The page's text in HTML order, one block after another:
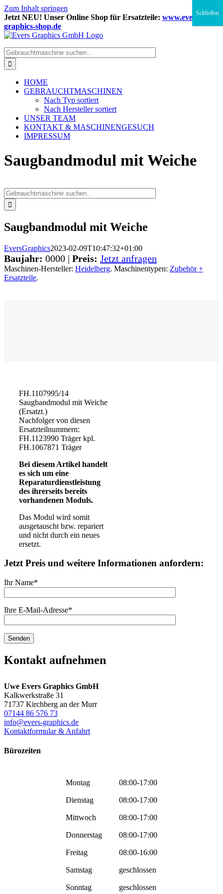
Zum Inhalt springen
Jetzt NEU! Unser Online Shop für Ersatzteile: www.evers-
graphics-shop.de
HOME
GEBRAUCHTMASCHINEN
Nach Typ sortiert
Nach Hersteller sortiert
UNSER TEAM
KONTAKT & MASCHINENGESUCH
IMPRESSUM
Saugbandmodul mit Weiche
Saugbandmodul mit Weiche
EversGraphics2023-02-09T10:47:32+01:00
Baujahr: 0000 | Preis: Jetzt anfragen
Maschinen-Hersteller: Heidelberg. Maschinentypen: Zubehör +
Ersatzteile.
FH.1107995/14
Saugbandmodul mit Weiche
(Ersatzt.)
Nachfolger von diesen
Ersatzteilnummern:
FH.1123990 Träger kpl.
FH.1067871 Träger
Bei diesem Artikel handelt
es sich um eine
Reparaturdienstleistung
des ihrerseits bereits
vorhandenen Moduls.
Das Modul wird somit
ausgetauscht bzw. repariert
und nicht durch ein neues
ersetzt.
Jetzt Preis und weitere Informationen anfordern:
Ihr Name*
Ihre E-Mail-Adresse*
Kontakt aufnehmen
Uwe Evers Graphics GmbH
Kalkwerkstraße 31
71737 Kirchberg an der Murr
07144 86 576 73
info@evers-graphics.de
Kontaktformular & Anfahrt
Bürozeiten
Montag 08:00-17:00
Dienstag 08:00-17:00
Mittwoch 08:00-17:00
Donnerstag 08:00-17:00
Freitag 08:00-16:00
Samstag geschlossen
Sonntag geschlossen
Schließen